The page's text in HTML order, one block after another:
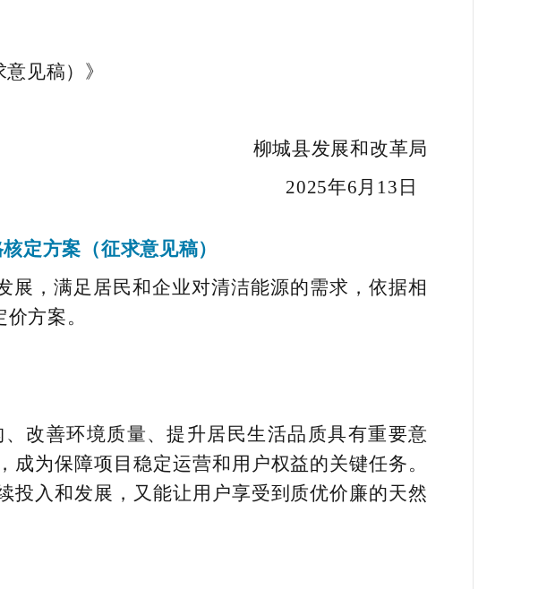
见稿）》
柳城县发展和改革局
2025年6月13日
定方案（征求意见稿）
，满足居民和企业对清洁能源的需求，依据相
方案。
改善环境质量、提升居民生活品质具有重要意
为保障项目稳定运营和用户权益的关键任务。
投入和发展，又能让用户享受到质优价廉的天然